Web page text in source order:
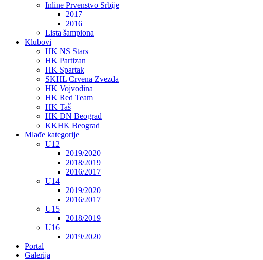
Inline Prvenstvo Srbije
2017
2016
Lista šampiona
Klubovi
HK NS Stars
HK Partizan
HK Spartak
SKHL Crvena Zvezda
HK Vojvodina
HK Red Team
HK Taš
HK DN Beograd
KKHK Beograd
Mlađe kategorije
U12
2019/2020
2018/2019
2016/2017
U14
2019/2020
2016/2017
U15
2018/2019
U16
2019/2020
Portal
Galerija